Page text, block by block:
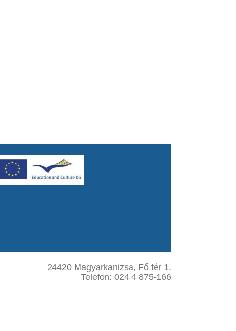
24420 Magyarkanizsa, Fő tér 1.
Telefon: 024 4 875-166